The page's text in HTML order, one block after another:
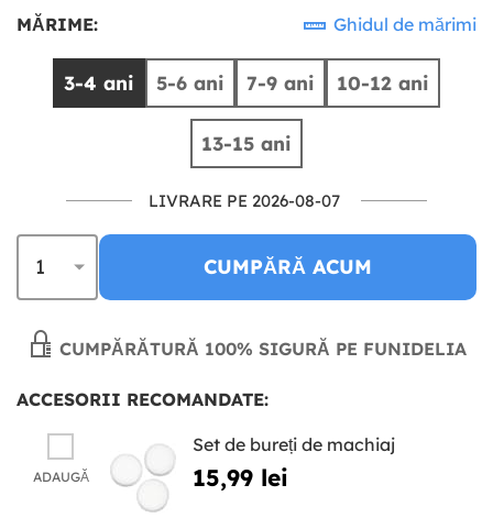
MĂRIME: Ghidul de mărimi
3-4 ani 5-6 ani 7-9 ani 10-12 ani
13-15 ani
LIVRARE PE 2026-08-07
CUMPĂRĂ ACUM
CUMPĂRĂTURĂ 100% SIGURĂ PE FUNIDELIA
ACCESORII RECOMANDATE:
ADAUGĂ
Set de bureți de machiaj
15,99 lei